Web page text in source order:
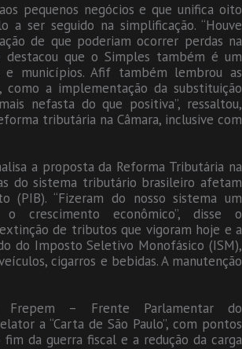
pequenos negócios e que unifica oito
ser seguido na simplificação. “Houve
de que poderiam ocorrer perdas na
destacou que o Simples também é um
municípios. Afif também lembrou as
a implementação da substituição
nefasta do que positiva”, ressaltou,
tributária na Câmara, inclusive com
a proposta da Reforma Tributária na
do sistema tributário brasileiro afetam
“Fizeram do nosso sistema um
crescimento econômico”, disse o
de tributos que vigoram hoje e a
do Imposto Seletivo Monofásico (ISM),
cigarros e bebidas. A manutenção
– Frente Parlamentar do
a “Carta de São Paulo”, com pontos
da guerra fiscal e a redução da carga